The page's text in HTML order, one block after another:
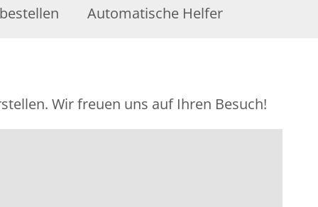
Automatische Helfer
Wir freuen uns auf Ihren Besuch!